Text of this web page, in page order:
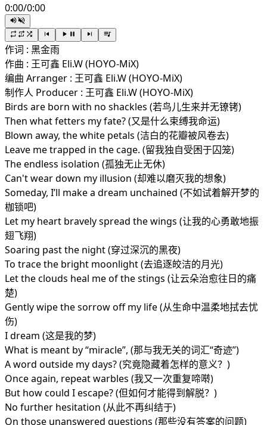
0:00/0:00
作词 : 黑金雨
作曲 : 王可鑫 Eli.W (HOYO-MiX)
编曲 Arranger : 王可鑫 Eli.W (HOYO-MiX)
制作人 Producer : 王可鑫 Eli.W (HOYO-MiX)
Birds are born with no shackles (若鸟儿生来并无镣铐)
Then what fetters my fate? (又是什么束缚我命运)
Blown away, the white petals (洁白的花瓣被风卷去)
Leave me trapped in the cage. (留我独自受困于囚笼)
The endless isolation (孤独无止无休)
Can't wear down my illusion (却难以磨灭我的想象)
Someday, I’ll make a dream unchained (不如试着解开梦的
枷锁吧)
Let my heart bravely spread the wings (让我的心勇敢地振
翅飞翔)
Soaring past the night (穿过深沉的黑夜)
To trace the bright moonlight (去追逐皎洁的月光)
Let the clouds heal me of the stings (让云朵治愈往日的痛
楚)
Gently wipe the sorrow off my life (从生命中温柔地拭去忧
伤)
I dream (这是我的梦)
What is meant by “miracle”, (那与我无关的词汇“奇迹”)
A word outside my days? (究竟隐藏着怎样的意义？)
Once again, repeat warbles (我又一次重复啼啭)
But how could I escape? (但如何才能得到解脱？)
No further hesitation (从此不再纠结于)
On those unanswered questions (那些没有答案的问题)